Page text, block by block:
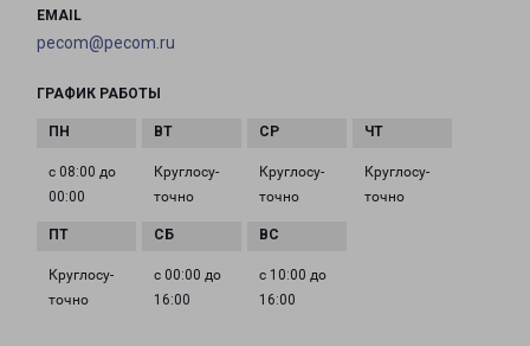
EMAIL
pecom@pecom.ru
ГРАФИК РАБОТЫ
с 08:00 до
00:00
Круглосу­
точно
Круглосу­
точно
Круглосу­
точно
Круглосу­
точно
с 00:00 до
16:00
с 10:00 до
16:00